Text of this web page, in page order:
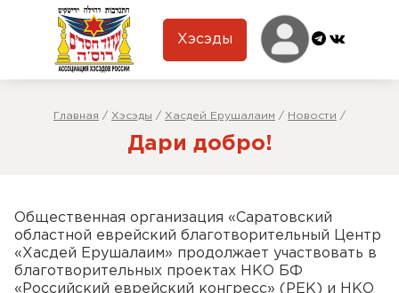
Хэсэды
Главная / Хэсэды / Хасдей Ерушалаим / Новости /
Дари добро!
Общественная организация «Саратовский
областной еврейский благотворительный Центр
«Хасдей Ерушалаим» продолжает участвовать в
благотворительных проектах НКО БФ
«Российский еврейский конгресс» (РЕК) и НКО